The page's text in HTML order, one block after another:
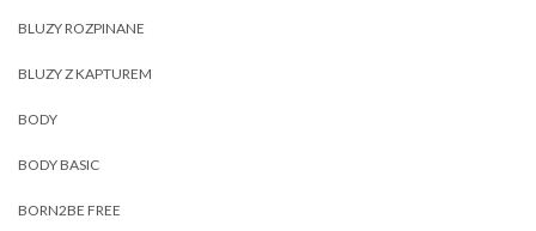
BLUZY ROZPINANE
BLUZY Z KAPTUREM
BODY
BODY BASIC
BORN2BE FREE